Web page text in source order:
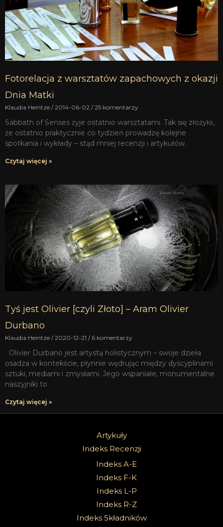
Fotorelacja z warsztatów zapachowych z okazji
Dnia Matki
Klaudia Heintze 2014-06-02 25 komentarzy
Sabbath of Senses żyje ostatnio warsztatami. Tak się złożyło,
że ostatnio praktycznie co tydzień prowadzę kolejne
spotkania i wykłady – stąd mniej recenzji i artykułów.
Czytaj więcej »
Tyś jest Olivier [czyli Złoto] – Aram Olivier
Durbano
Klaudia Heintze 2020-12-21 6 komentarzy
Olivier Durbano jest artystą holistycznym – swoje dzieła
osadza w kontekście, płynnie wędrując między dyscyplinami
sztuki, mediami i zmysłami. Jego wspaniałe, monumentalne
naszyjniki to
Czytaj więcej »
Artykuły
Indeks Recenzji
Indeks A-E
Indeks F-K
Indeks L-P
Indeks R-Z
Indeks Składników